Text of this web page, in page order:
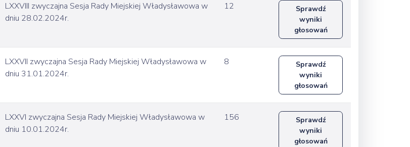
LXXVIII zwyczajna Sesja Rady Miejskiej Władysławowa w
dniu 28.02.2024r.
12
Sprawdź
wyniki
głosowań
LXXVII zwyczajna Sesja Rady Miejskiej Władysławowa w
dniu 31.01.2024r.
8
Sprawdź
wyniki
głosowań
LXXVI zwyczajna Sesja Rady Miejskiej Władysławowa w
dniu 10.01.2024r.
156
Sprawdź
wyniki
głosowań